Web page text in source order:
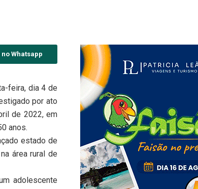
Whatsapp
feira, dia 4 de
por ato
de 2022, em
anos.
estado de
área rural de
adolescente